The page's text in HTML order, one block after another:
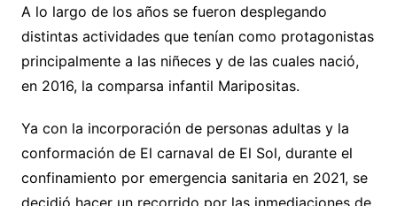
A lo largo de los años se fueron desplegando
distintas actividades que tenían como protagonistas
principalmente a las niñeces y de las cuales nació,
en 2016, la comparsa infantil Maripositas.
Ya con la incorporación de personas adultas y la
conformación de El carnaval de El Sol, durante el
confinamiento por emergencia sanitaria en 2021, se
decidió hacer un recorrido por las inmediaciones de